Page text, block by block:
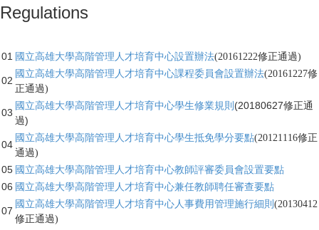
Regulations
01 國立高雄大學高階管理人才培育中心設置辦法(20161222修正通過)
02
國立高雄大學高階管理人才培育中心課程委員會設置辦法(20161227修
正通過)
03
國 立高雄大學高階管理人才培育中心學生修業規則 (20180627修正通
過)
04
國立高雄大學高階管理人才培育中心學生抵免學分要點(20121116修正
通過)
05 國立高雄大學高階管理人才培育中心教師評審委員會設置要點
06 國立高雄大學高階管理人才培育中心兼任教師聘任審查要點
07
國立高雄大學高階管理人才培育中心人事費用管理施行細則 (20130412
修正通過)